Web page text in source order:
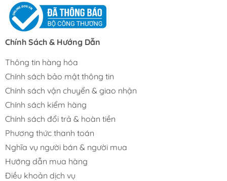
Chính Sách & Hướng Dẫn
Thông tin hàng hóa
Chính sách bảo mật thông tin
Chính sách vận chuyển & giao nhận
Chính sách kiểm hàng
Chính sách đổi trả & hoàn tiền
Phương thức thanh toán
Nghĩa vụ người bán & người mua
Hướng dẫn mua hàng
Điều khoản dịch vụ